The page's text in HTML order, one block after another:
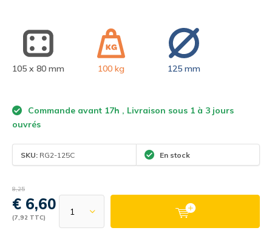
105 x 80 mm 100 kg 125 mm
Commande avant 17h , Livraison sous 1 à 3 jours
ouvrés
SKU: RG2-125C En stock
8,25
€ 6,60
(7,92 TTC)